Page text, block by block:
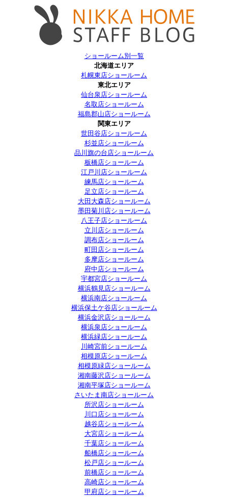
ショールーム別一覧
北海道エリア
札幌東店ショールーム
東北エリア
仙台泉店ショールーム
名取店ショールーム
福島郡山店ショールーム
関東エリア
世田谷店ショールーム
杉並店ショールーム
品川旗の台店ショールーム
板橋店ショールーム
江戸川店ショールーム
練馬店ショールーム
足立店ショールーム
大田大森店ショールーム
墨田菊川店ショールーム
八王子店ショールーム
立川店ショールーム
調布店ショールーム
町田店ショールーム
多摩店ショールーム
府中店ショールーム
宇都宮店ショールーム
横浜鶴見店ショールーム
横浜南店ショールーム
横浜保土ケ谷店ショールーム
横浜金沢店ショールーム
横浜泉店ショールーム
横浜緑店ショールーム
川崎宮前ショールーム
相模原店ショールーム
相模原緑店ショールーム
湘南藤沢店ショールーム
湘南平塚店ショールーム
さいたま南店ショールーム
所沢店ショールーム
川口店ショールーム
越谷店ショールーム
大宮店ショールーム
千葉店ショールーム
船橋店ショールーム
松戸店ショールーム
前橋店ショールーム
高崎店ショールーム
甲府店ショールーム